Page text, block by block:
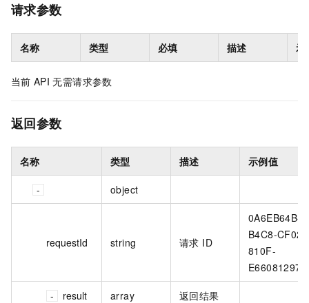
请求参数
名称 类型 必填 描述 示
当前 API 无需请求参数
返回参数
名称 类型 描述 示例值
object
requestId string 请求 ID
0A6EB64B-
B4C8-CF02-
810F-
result array 返回结果